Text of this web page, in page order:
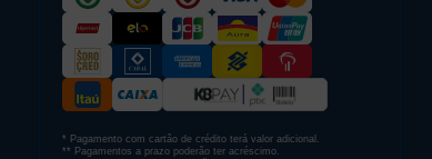
* Pagamento com cartão de crédito terá valor adicional.
** Pagamentos a prazo poderão ter acréscimo.